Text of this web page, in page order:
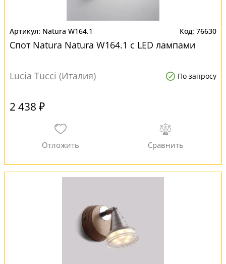
Natura W164.1 76630
Спот Natura Natura W164.1 с LED лампами
Lucia Tucci (Италия) По запросу
2 438 ₽